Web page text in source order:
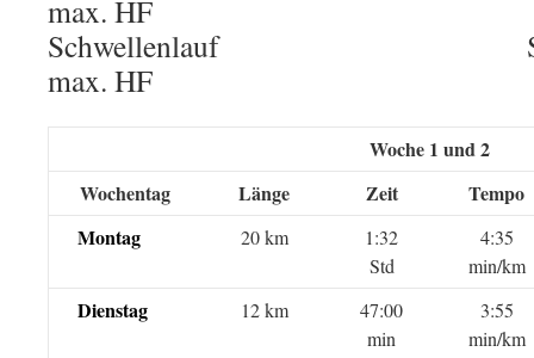
max. HF
Schwellenlauf
max. HF
Woche 1 und 2
Wochentag
Länge Zeit
Tempo
Montag
20 km
1:32
Std
4:35
min/km
Dienstag 12 km
47:00
min
3:55
min/km